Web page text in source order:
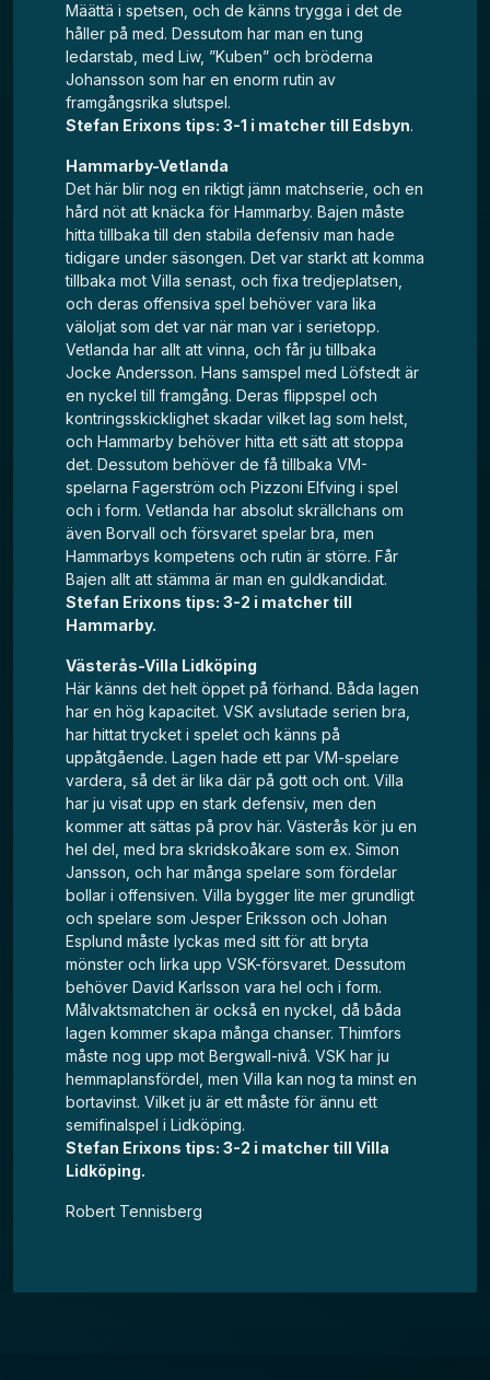
Määttä i spetsen, och de känns trygga i det de
håller på med. Dessutom har man en tung
ledarstab, med Liw, ”Kuben” och bröderna
Johansson som har en enorm rutin av
framgångsrika slutspel.
Stefan Erixons tips: 3-1 i matcher till Edsbyn.
Hammarby-Vetlanda
Det här blir nog en riktigt jämn matchserie, och en
hård nöt att knäcka för Hammarby. Bajen måste
hitta tillbaka till den stabila defensiv man hade
tidigare under säsongen. Det var starkt att komma
tillbaka mot Villa senast, och fixa tredjeplatsen,
och deras offensiva spel behöver vara lika
väloljat som det var när man var i serietopp.
Vetlanda har allt att vinna, och får ju tillbaka
Jocke Andersson. Hans samspel med Löfstedt är
en nyckel till framgång. Deras flippspel och
kontringsskicklighet skadar vilket lag som helst,
och Hammarby behöver hitta ett sätt att stoppa
det. Dessutom behöver de få tillbaka VM-
spelarna Fagerström och Pizzoni Elfving i spel
och i form. Vetlanda har absolut skrällchans om
även Borvall och försvaret spelar bra, men
Hammarbys kompetens och rutin är större. Får
Bajen allt att stämma är man en guldkandidat.
Stefan Erixons tips: 3-2 i matcher till
Hammarby.
Västerås-Villa Lidköping
Här känns det helt öppet på förhand. Båda lagen
har en hög kapacitet. VSK avslutade serien bra,
har hittat trycket i spelet och känns på
uppåtgående. Lagen hade ett par VM-spelare
vardera, så det är lika där på gott och ont. Villa
har ju visat upp en stark defensiv, men den
kommer att sättas på prov här. Västerås kör ju en
hel del, med bra skridskoåkare som ex. Simon
Jansson, och har många spelare som fördelar
bollar i offensiven. Villa bygger lite mer grundligt
och spelare som Jesper Eriksson och Johan
Esplund måste lyckas med sitt för att bryta
mönster och lirka upp VSK-försvaret. Dessutom
behöver David Karlsson vara hel och i form.
Målvaktsmatchen är också en nyckel, då båda
lagen kommer skapa många chanser. Thimfors
måste nog upp mot Bergwall-nivå. VSK har ju
hemmaplansfördel, men Villa kan nog ta minst en
bortavinst. Vilket ju är ett måste för ännu ett
semifinalspel i Lidköping.
Stefan Erixons tips: 3-2 i matcher till Villa
Lidköping.
Robert Tennisberg